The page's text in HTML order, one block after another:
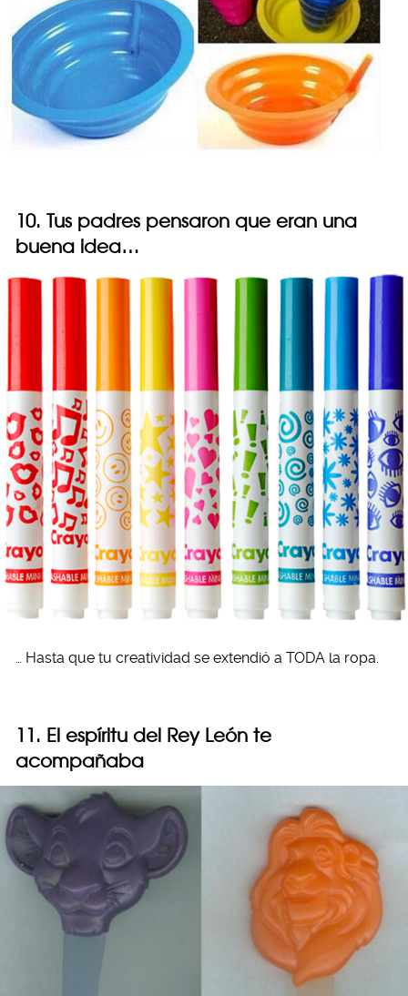
10. Tus padres pensaron que eran una
buena idea…
… Hasta que tu creatividad se extendió a TODA la ropa.
11. El espíritu del Rey León te
acompañaba